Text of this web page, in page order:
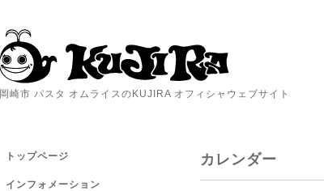
岡崎市 パスタ オムライスのKUJIRA オフィシャウェブサイト
カレンダー
トップページ
インフォメーション